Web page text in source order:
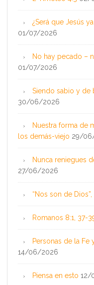
¿Será que Jesús
01/07/2026
No hay pecado –
01/07/2026
Siendo sabio y de
30/06/2026
Nuestra forma de
los demás-viejo 29/
Nunca reniegues
27/06/2026
“Nos son de
Romanos 8:1, 37-
Personas de la Fe
14/06/2026
Piensa en esto 12/